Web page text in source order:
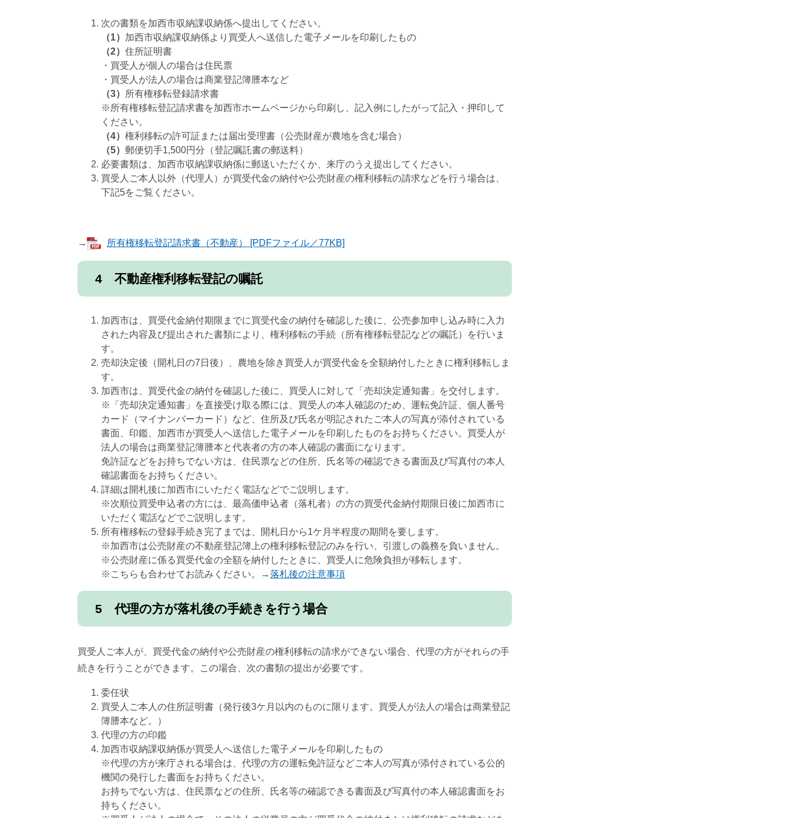
次の書類を加西市収納課収納係へ提出してください。
（1） 加西市収納課収納係より買受人へ送信した電子メールを印刷したもの
（2） 住所証明書
・買受人が個人の場合は住民票
・買受人が法人の場合は商業登記簿謄本など
（3）
所有権移転登録請求書
※所有権移転登記請求書を加西市ホームページから印刷し、記入例にしたがって記入・押印して
ください。
（4） 権利移転の許可証または届出受理書（公売財産が農地を含む場合）
（5） 郵便切手1,500円分（登記嘱託書の郵送料）
必要書類は、加西市収納課収納係に郵送いただくか、来庁のうえ提出してください。
買受人ご本人以外（代理人）が買受代金の納付や公売財産の権利移転の請求などを行う場合は、
下記5をご覧ください。
→ 所有権移転登記請求書（不動産） [PDFファイル／77KB]
4 不動産権利移転登記の嘱託
加西市は、買受代金納付期限までに買受代金の納付を確認した後に、公売参加申し込み時に入力
された内容及び提出された書類により、権利移転の手続（所有権移転登記などの嘱託）を行いま
す。
売却決定後（開札日の7日後）、農地を除き買受人が買受代金を全額納付したときに権利移転しま
す。
加西市は、買受代金の納付を確認した後に、買受人に対して「売却決定通知書」を交付します。
※「売却決定通知書」を直接受け取る際には、買受人の本人確認のため、運転免許証、個人番号
カード（マイナンバーカード）など、住所及び氏名が明記されたご本人の写真が添付されている
書面、印鑑、加西市が買受人へ送信した電子メールを印刷したものをお持ちください。買受人が
法人の場合は商業登記簿謄本と代表者の方の本人確認の書面になります。
免許証などをお持ちでない方は、住民票などの住所、氏名等の確認できる書面及び写真付の本人
確認書面をお持ちください。
詳細は開札後に加西市にいただく電話などでご説明します。
※次順位買受申込者の方には、最高価申込者（落札者）の方の買受代金納付期限日後に加西市に
いただく電話などでご説明します。
所有権移転の登録手続き完了までは、開札日から1ケ月半程度の期間を要します。
※加西市は公売財産の不動産登記簿上の権利移転登記のみを行い、引渡しの義務を負いません。
※公売財産に係る買受代金の全額を納付したときに、買受人に危険負担が移転します。
※こちらも合わせてお読みください。→落札後の注意事項
5 代理の方が落札後の手続きを行う場合
買受人ご本人が、買受代金の納付や公売財産の権利移転の請求ができない場合、代理の方がそれらの手
続きを行うことができます。この場合、次の書類の提出が必要です。
委任状
買受人ご本人の住所証明書（発行後3ケ月以内のものに限ります。買受人が法人の場合は商業登記
簿謄本など。）
代理の方の印鑑
加西市収納課収納係が買受人へ送信した電子メールを印刷したもの
※代理の方が来庁される場合は、代理の方の運転免許証などご本人の写真が添付されている公的
機関の発行した書面をお持ちください。
お持ちでない方は、住民票などの住所、氏名等の確認できる書面及び写真付の本人確認書面をお
持ちください。